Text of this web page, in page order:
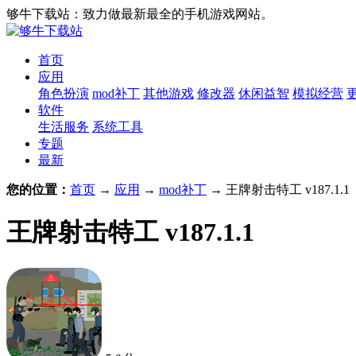
够牛下载站：致力做最新最全的手机游戏网站。
首页
应用
角色扮演 mod补丁 其他游戏 修改器 休闲益智 模拟经营
软件
生活服务 系统工具
专题
最新
您的位置： 首页 → 应用 → mod补丁 → 王牌射击特工 v187.1.1
王牌射击特工 v187.1.1